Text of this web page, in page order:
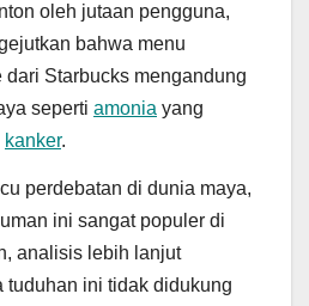
oleh jutaan pengguna,
bahwa menu
dari Starbucks mengandung
seperti amonia yang
kanker.
perdebatan di dunia maya,
ini sangat populer di
analisis lebih lanjut
tuduhan ini tidak didukung